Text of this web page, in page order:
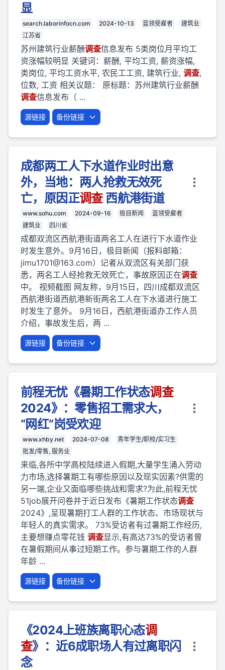
显
search.laborinfocn.com 2024-10-13 蓝领受雇者
建筑业
江苏省
苏州建筑行业薪酬调查信息发布 5类岗位月平均工
资涨幅较明显 关键词：薪酬, 平均工资, 薪资涨幅,
类岗位, 平均工资水平, 农民工工资, 建筑行业, 调查,
位数, 工资 相关议题： 原标题：苏州建筑行业薪酬
调查信息发布（ ...
源链接 备份链接
成都两工人下水道作业时出意
外，当地：两人抢救无效死
亡，原因正调查西航港街道
www.sohu.com 2024-09-16 极目新闻
蓝领受雇者
建筑业
四川省
成都双流区西航港街道两名工人在进行下水道作业
时发生意外。9月16日，极目新闻（报料邮箱：
jimu1701@163.com）记者从双流区有关部门获
悉，两名工人经抢救无效死亡，事故原因正在调查
中。 视频截图 网友称，9月15日，四川成都双流区
西航港街道西航港新街两名工人在下水道进行施工
时发生了意外。 9月16日，西航港街道办工作人员
介绍，事故发生后，两 ...
源链接 备份链接
前程无忧《暑期工作状态调查
2024》：零售招工需求大，
“网红”岗受欢迎
www.xhby.net 2024-07-08
青年学生/职校/实习生
批发/零售, 服务业
来临,各所中学高校陆续进入假期,大量学生涌入劳动
力市场,选择暑期工有哪些原因以及现实因素?供需的
另一端,企业又面临哪些挑战和需求?为此,前程无忧
51job展开问卷并于近日发布《暑期工作状态调查
2024》,呈现暑期打工人群的工作状态、市场现状与
年轻人的真实需求。 73%受访者有过暑期工作经历,
主要想赚点零花钱 调查显示,有高达73%的受访者曾
在暑假期间从事过短期工作。参与暑期工作的人群
年龄 ...
源链接 备份链接
《2024上班族离职心态调
查》：近6成职场人有过离职闪
念